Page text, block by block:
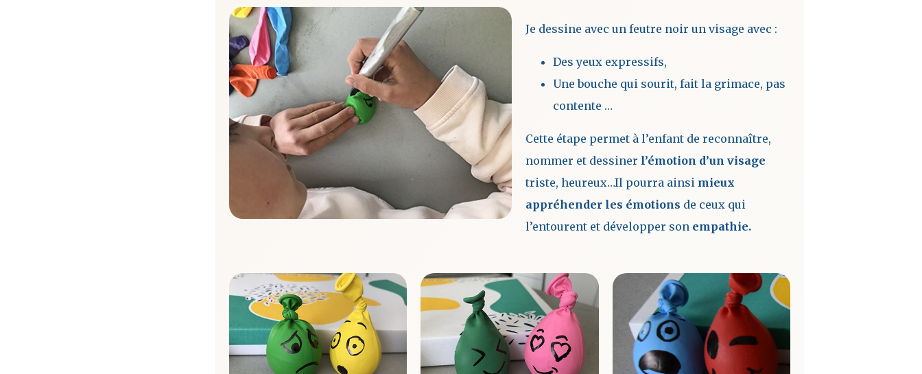
Je dessine avec un feutre noir un visage avec :
Des yeux expressifs,
Une bouche qui sourit, fait la grimace, pas
contente …
Cette étape permet à l’enfant de reconnaître,
nommer et dessiner l’émotion d’un visage
triste, heureux…Il pourra ainsi mieux
appréhender les émotions de ceux qui
l’entourent et développer son empathie.